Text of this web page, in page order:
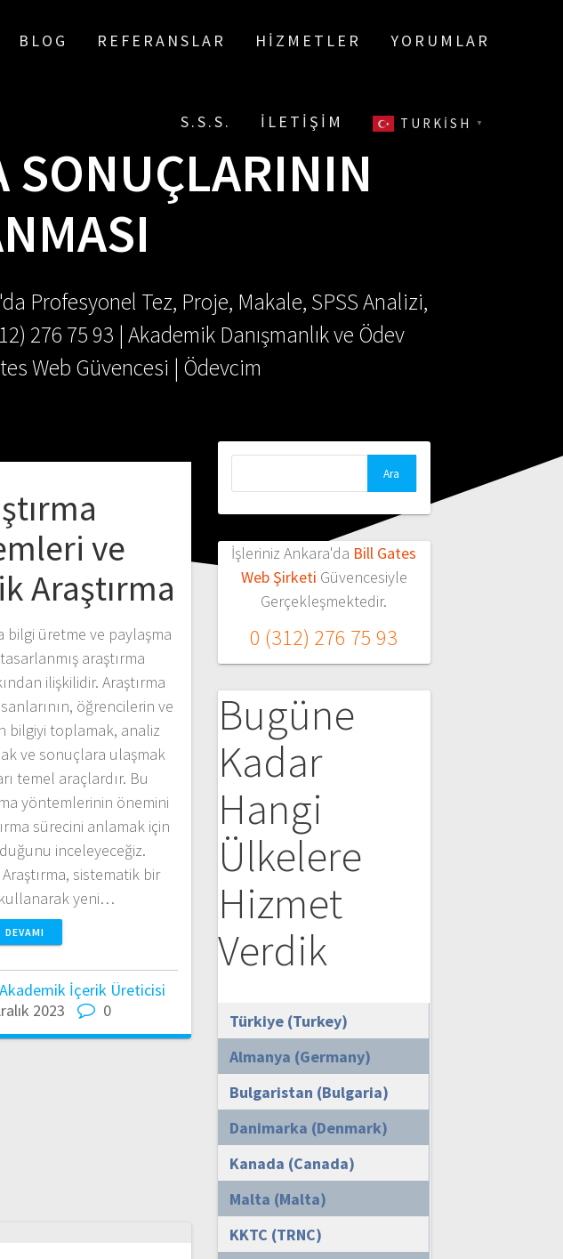
BLOG REFERANSLAR HIZMETLER YORUMLAR
S.S.S. İLETIŞIM TURKISH ▼
SONUÇLARININ
Profesyonel Tez, Proje, Makale, SPSS Analizi,
276 75 93 | Akademik Danışmanlık ve Ödev
Web Güvencesi | Ödevcim
ve
Araştırma
bilgi üretme ve paylaşma
araştırma
ilişkilidir. Araştırma
öğrencilerin ve
bilgiyi toplamak, analiz
ve sonuçlara ulaşmak
temel araçlardır. Bu
yöntemlerinin önemini
sürecini anlamak için
inceleyeceğiz.
sistematik bir
yeni…
DEVAMI
İçerik Üreticisi
2023
0
İşleriniz Ankara'da Bill Gates
Web Şirketi Güvencesiyle
Gerçekleşmektedir.
0 (312) 276 75 93
Bugüne
Kadar
Hangi
Ülkelere
Hizmet
Verdik
Türkiye (Turkey)
Almanya (Germany)
Bulgaristan (Bulgaria)
Danimarka (Denmark)
Kanada (Canada)
Malta (Malta)
KKTC (TRNC)